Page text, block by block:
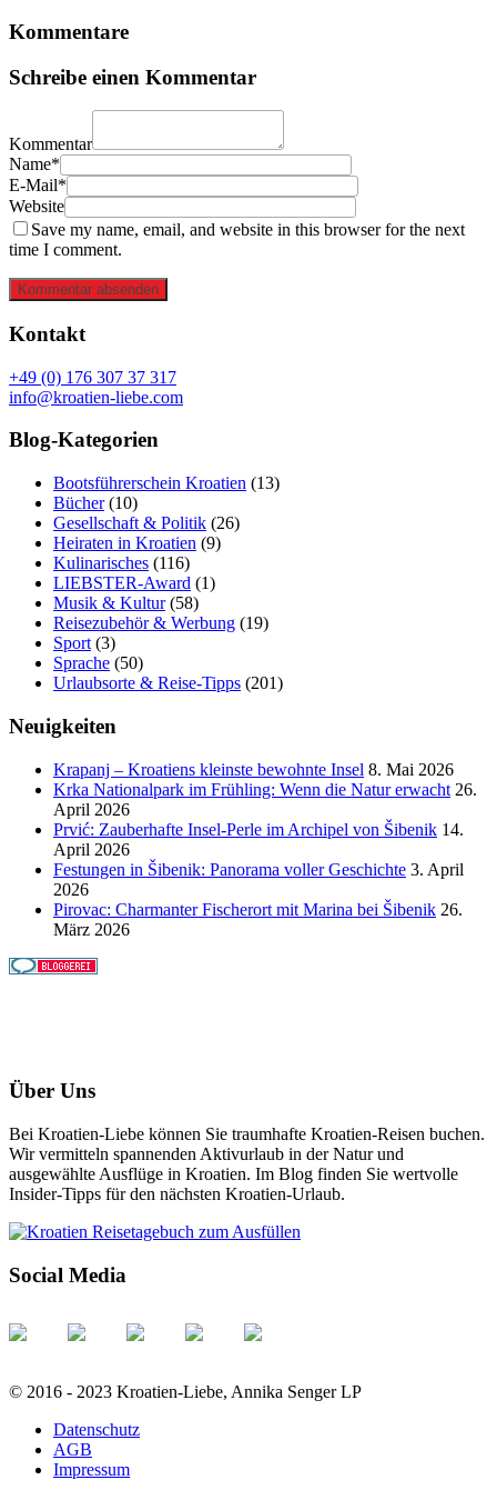
Kommentare
Schreibe einen Kommentar
Kommentar
Name*
E-Mail*
Website
Save my name, email, and website in this browser for the next
time I comment.
Kommentar absenden
Kontakt
+49 (0) 176 307 37 317
info@kroatien-liebe.com
Blog-Kategorien
Bootsführerschein Kroatien (13)
Bücher(10)
Gesellschaft & Politik (26)
Heiraten in Kroatien (9)
Kulinarisches (116)
LIEBSTER-Award (1)
Musik & Kultur(58)
Reisezubehör & Werbung (19)
Sport (3)
Sprache (50)
Urlaubsorte & Reise-Tipps (201)
Neuigkeiten
Krapanj – Kroatiens kleinste bewohnte Insel 8. Mai 2026
Krka Nationalpark im Frühling: Wenn die Natur erwacht 26.
April 2026
Prvić: Zauberhafte Insel-Perle im Archipel von Šibenik 14.
April 2026
Festungen in Šibenik: Panorama voller Geschichte 3. April
2026
Pirovac: Charmanter Fischerort mit Marina bei Šibenik 26.
März 2026
Über Uns
Bei Kroatien-Liebe können Sie traumhafte Kroatien-Reisen buchen.
Wir vermitteln spannenden Aktivurlaub in der Natur und
ausgewählte Ausflüge in Kroatien. Im Blog finden Sie wertvolle
Insider-Tipps für den nächsten Kroatien-Urlaub.
Social Media
© 2016 - 2023 Kroatien-Liebe, Annika Senger LP
Datenschutz
AGB
Impressum